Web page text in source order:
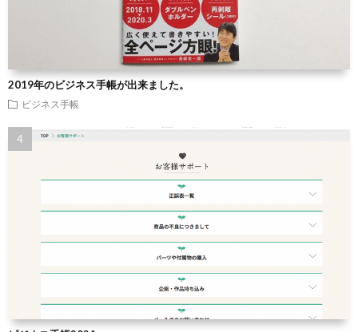
2019年のビジネス手帳が出来ました。
ビジネス手帳